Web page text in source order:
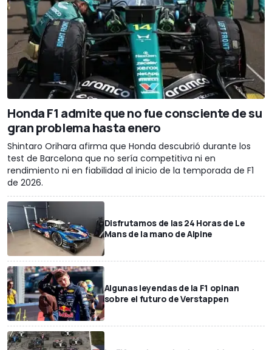
Honda F1 admite que no fue consciente de su
gran problema hasta enero
Shintaro Orihara afirma que Honda descubrió durante los
test de Barcelona que no sería competitiva ni en
rendimiento ni en fiabilidad al inicio de la temporada de F1
de 2026.
Disfrutamos de las 24 Horas de Le
Mans de la mano de Alpine
Algunas leyendas de la F1 opinan
sobre el futuro de Verstappen